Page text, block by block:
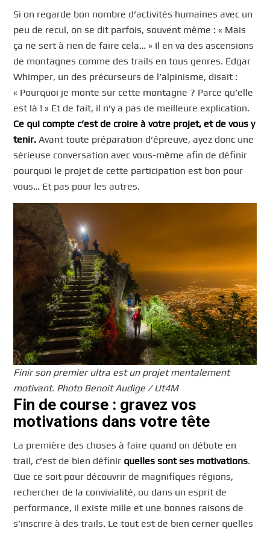
Si on regarde bon nombre d’activités humaines avec un
peu de recul, on se dit parfois, souvent même : « Mais
ça ne sert à rien de faire cela… » Il en va des ascensions
de montagnes comme des trails en tous genres. Edgar
Whimper, un des précurseurs de l’alpinisme, disait :
« Pourquoi je monte sur cette montagne ? Parce qu’elle
est là ! » Et de fait, il n’y a pas de meilleure explication.
Ce qui compte c’est de croire à votre projet, et de vous y
tenir. Avant toute préparation d’épreuve, ayez donc une
sérieuse conversation avec vous-même afin de définir
pourquoi le projet de cette participation est bon pour
vous… Et pas pour les autres.
Finir son premier ultra est un projet mentalement
motivant. Photo Benoit Audige / Ut4M
Fin de course : gravez vos
motivations dans votre tête
La première des choses à faire quand on débute en
trail, c’est de bien définir quelles sont ses motivations.
Que ce soit pour découvrir de magnifiques régions,
rechercher de la convivialité, ou dans un esprit de
performance, il existe mille et une bonnes raisons de
s’inscrire à des trails. Le tout est de bien cerner quelles